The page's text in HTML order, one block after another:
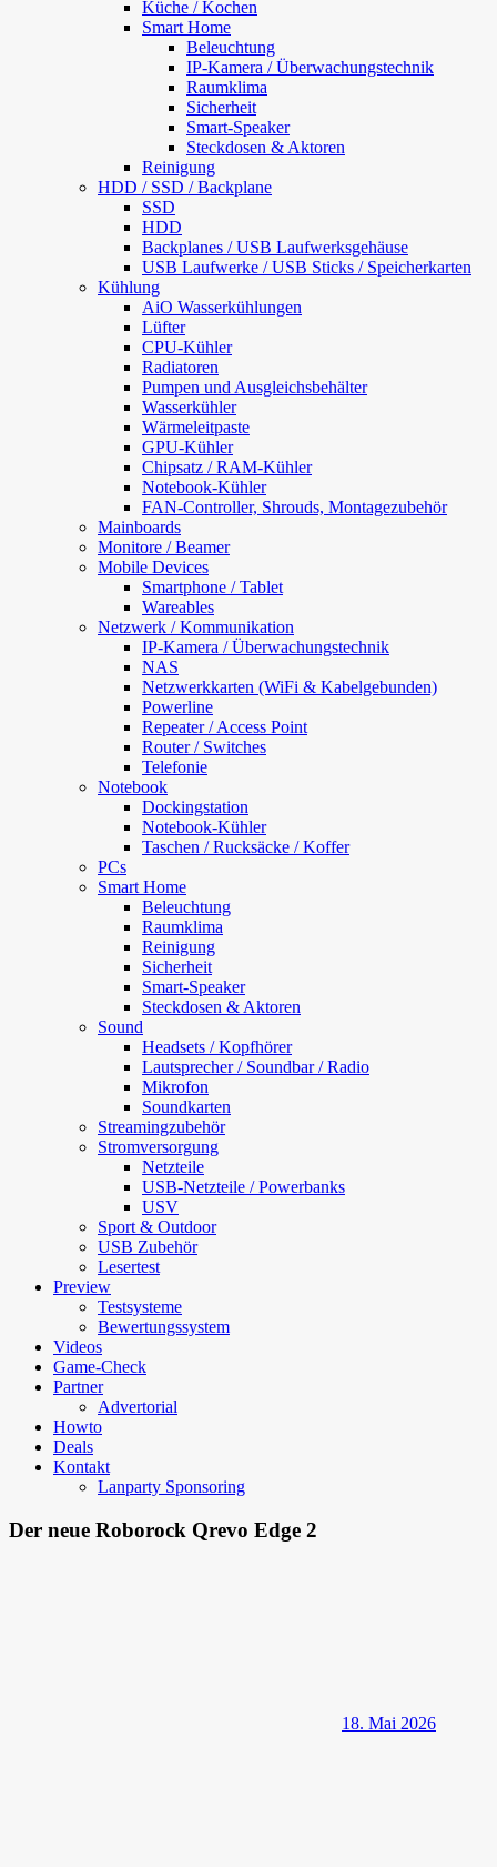
Küche / Kochen
Smart Home
Beleuchtung
IP-Kamera / Überwachungstechnik
Raumklima
Sicherheit
Smart-Speaker
Steckdosen & Aktoren
Reinigung
HDD / SSD / Backplane
SSD
HDD
Backplanes / USB Laufwerksgehäuse
USB Laufwerke / USB Sticks / Speicherkarten
Kühlung
AiO Wasserkühlungen
Lüfter
CPU-Kühler
Radiatoren
Pumpen und Ausgleichsbehälter
Wasserkühler
Wärmeleitpaste
GPU-Kühler
Chipsatz / RAM-Kühler
Notebook-Kühler
FAN-Controller, Shrouds, Montagezubehör
Mainboards
Monitore / Beamer
Mobile Devices
Smartphone / Tablet
Wareables
Netzwerk / Kommunikation
IP-Kamera / Überwachungstechnik
NAS
Netzwerkkarten (WiFi & Kabelgebunden)
Powerline
Repeater / Access Point
Router / Switches
Telefonie
Notebook
Dockingstation
Notebook-Kühler
Taschen / Rucksäcke / Koffer
PCs
Smart Home
Beleuchtung
Raumklima
Reinigung
Sicherheit
Smart-Speaker
Steckdosen & Aktoren
Sound
Headsets / Kopfhörer
Lautsprecher / Soundbar / Radio
Mikrofon
Soundkarten
Streamingzubehör
Stromversorgung
Netzteile
USB-Netzteile / Powerbanks
USV
Sport & Outdoor
USB Zubehör
Lesertest
Preview
Testsysteme
Bewertungssystem
Videos
Game-Check
Partner
Advertorial
Howto
Deals
Kontakt
Lanparty Sponsoring
Der neue Roborock Qrevo Edge 2
18. Mai 2026